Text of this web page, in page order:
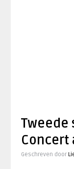
Tweede
Concert
Geschreven door